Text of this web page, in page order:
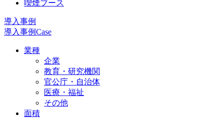
喫煙ブース
導入事例
導入事例Case
業種
企業
教育・研究機関
官公庁・自治体
医療・福祉
その他
面積